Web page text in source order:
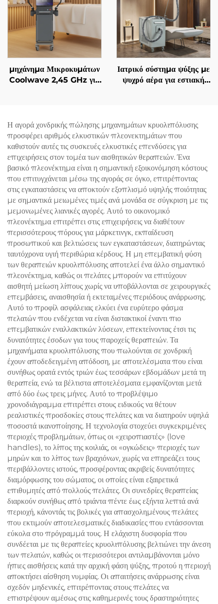
nm, 940 nm, 1064 nm,
σύμφωνα με τις
προδιαγραφές MDR, FDA,
MDSAP
μηχάνημα Μικροκυμάτων
Coolwave 2,45 GHz για
Δέρματος και
Ραδιοσυχνότητας στο
Πρόσωπο για Απώλεια
Βάρους και Αδυνατισμό
Σώματος
Ιατρικό σύστημα ψύξης με
ψυχρό αέρα για εστιακή
προστασία του επιδερμίδα
και συνεχή, μη επαφόμενη
χρήση σε κλινικές
Η αγορά χονδρικής πώλησης μηχανημάτων κρυολιπόλυσης
προσφέρει αριθμός ελκυστικών πλεονεκτημάτων που
καθιστούν αυτές τις συσκευές ελκυστικές επενδύσεις για
επιχειρήσεις στον τομέα των αισθητικών θεραπειών. Ένα
βασικό πλεονέκτημα είναι η σημαντική εξοικονόμηση κόστους
που επιτυγχάνεται μέσω της αγοράς σε όγκο, επιτρέποντας
στις εγκαταστάσεις να αποκτούν εξοπλισμό υψηλής ποιότητας
με σημαντικά μειωμένες τιμές ανά μονάδα σε σύγκριση με τις
μεμονωμένες λιανικές αγορές. Αυτό το οικονομικό
πλεονέκτημα επιτρέπει στις επιχειρήσεις να διαθέτουν
περισσότερους πόρους για μάρκετινγκ, εκπαίδευση
προσωπικού και βελτιώσεις των εγκαταστάσεων, διατηρώντας
ταυτόχρονα υγιή περιθώρια κέρδους. Η μη επεμβατική φύση
των θεραπειών κρυολιπόλυσης αποτελεί ένα άλλο σημαντικό
πλεονέκτημα, καθώς οι πελάτες μπορούν να επιτύχουν
αισθητή μείωση λίπους χωρίς να υποβάλλονται σε χειρουργικές
επεμβάσεις, αναισθησία ή εκτεταμένες περιόδους ανάρρωσης.
Αυτό το προφίλ ασφάλειας ελκύει ένα ευρύτερο φάσμα
πελατών που ενδέχεται να είναι διστακτικοί έναντι πιο
επεμβατικών εναλλακτικών λύσεων, επεκτείνοντας έτσι τις
δυνατότητες έσοδων για τους παροχείς θεραπειών. Τα
μηχανήματα κρυολιπόλυσης που πωλούνται σε χονδρική
έχουν αποδεδειγμένη απόδοση, με αποτελέσματα που είναι
συνήθως ορατά εντός τριών έως τεσσάρων εβδομάδων μετά τη
θεραπεία, ενώ τα βέλτιστα αποτελέσματα εμφανίζονται μετά
από δύο έως τρεις μήνες. Αυτό το προβλέψιμο
χρονοδιάγραμμα επιτρέπει στους ειδικούς να θέτουν
ρεαλιστικές προσδοκίες στους πελάτες και να διατηρούν υψηλά
ποσοστά ικανοποίησης. Η τεχνολογία στοχεύει συγκεκριμένες
περιοχές προβλημάτων, όπως οι «χειροπιαστές» (love
handles), το λίπος της κοιλιάς, οι «ογκώδεις» περιοχές των
μηρών και το λίπος των βραχιόνων, χωρίς να επηρεάζει τους
περιβάλλοντες ιστούς, προσφέροντας ακριβείς δυνατότητες
διαμόρφωσης του σώματος, οι οποίες είναι εξαιρετικά
επιθυμητές από πολλούς πελάτες. Οι συνεδρίες θεραπείας
διαρκούν συνήθως από τριάντα πέντε έως εξήντα λεπτά ανά
περιοχή, κάνοντάς τις βολικές για απασχολημένους πελάτες
που εκτιμούν αποτελεσματικές διαδικασίες που εντάσσονται
εύκολα στο πρόγραμμά τους. Η ελάχιστη δυσφορία που
συνδέεται με τις θεραπείες κρυολιπόλυσης βελτιώνει την άνεση
των πελατών, καθώς οι περισσότεροι αντιλαμβάνονται μόνο
ήπιες αισθήσεις κατά την αρχική φάση ψύξης, προτού η περιοχή
αποκτήσει αίσθηση νυμφίας. Οι απαιτήσεις ανάρρωσης είναι
σχεδόν μηδενικές, επιτρέποντας στους πελάτες να
επιστρέψουν αμέσως στις καθημερινές τους δραστηριότητες